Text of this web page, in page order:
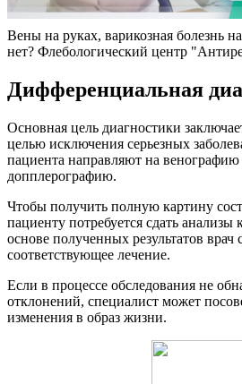
Вены на руках, варикозная болезнь
нет? Флебологический центр
Дифференциальная
Основная цель диагностики
целью исключения серьезных
пациента направляют на венографию
допплерографию.
Чтобы получить полную картину
пациенту потребуется сдать
основе полученных результатов врач
соответствующее лечение.
Если в процессе обследования не
отклонений, специалист может
изменения в образ жизни.